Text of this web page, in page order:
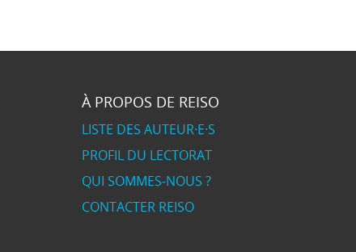
À PROPOS DE REISO
LISTE DES AUTEUR·E·S
PROFIL DU LECTORAT
QUI SOMMES-NOUS ?
CONTACTER REISO